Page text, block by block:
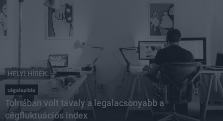
HELYI HÍREK
cégalapítás
Tolnában volt tavaly a legalacsonyabb a
cégfluktuációs index